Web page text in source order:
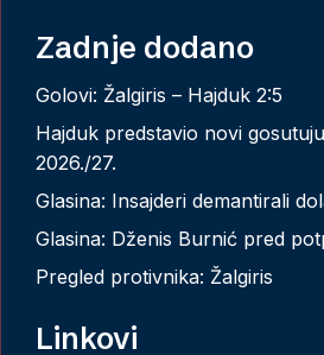
Zadnje dodano
Golovi: Žalgiris – Hajduk 2:5
Hajduk predstavio novi
2026./27.
Glasina: Insajderi demantirali
Glasina: Dženis Burnić pred
Pregled protivnika: Žalgiris
Linkovi